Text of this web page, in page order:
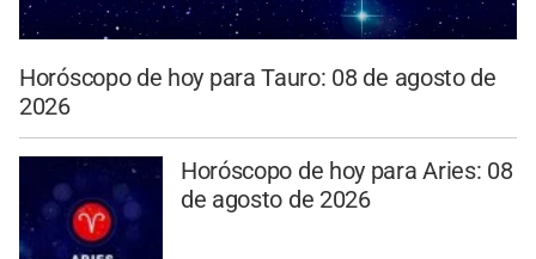
Horóscopo de hoy para Tauro: 08 de agosto de
2026
Horóscopo de hoy para Aries: 08
de agosto de 2026